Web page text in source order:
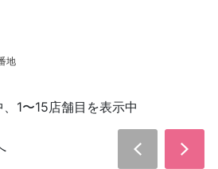
地
1〜15店舗目を表示中